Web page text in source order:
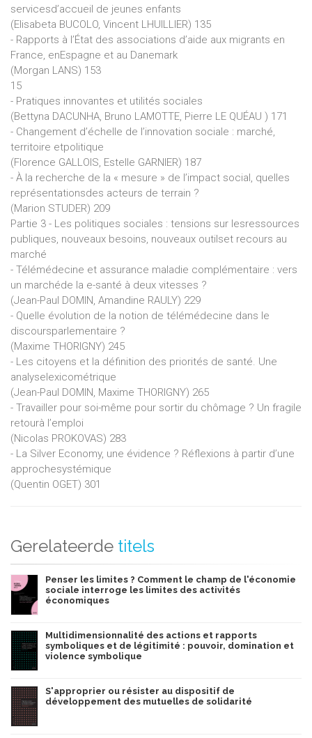
servicesd’accueil de jeunes enfants
(Elisabeta BUCOLO, Vincent LHUILLIER) 135
- Rapports à l’État des associations d’aide aux migrants en
France, enEspagne et au Danemark
(Morgan LANS) 153
15
- Pratiques innovantes et utilités sociales
(Bettyna DACUNHA, Bruno LAMOTTE, Pierre LE QUÉAU ) 171
- Changement d’échelle de l’innovation sociale : marché,
territoire etpolitique
(Florence GALLOIS, Estelle GARNIER) 187
- À la recherche de la « mesure » de l’impact social, quelles
représentationsdes acteurs de terrain ?
(Marion STUDER) 209
Partie 3 - Les politiques sociales : tensions sur lesressources
publiques, nouveaux besoins, nouveaux outilset recours au
marché
- Télémédecine et assurance maladie complémentaire : vers
un marchéde la e-santé à deux vitesses ?
(Jean-Paul DOMIN, Amandine RAULY) 229
- Quelle évolution de la notion de télémédecine dans le
discoursparlementaire ?
(Maxime THORIGNY) 245
- Les citoyens et la définition des priorités de santé. Une
analyselexicométrique
(Jean-Paul DOMIN, Maxime THORIGNY) 265
- Travailler pour soi-même pour sortir du chômage ? Un fragile
retourà l’emploi
(Nicolas PROKOVAS) 283
- La Silver Economy, une évidence ? Réflexions à partir d’une
approchesystémique
(Quentin OGET) 301
Gerelateerde titels
Penser les limites ? Comment le champ de l'économie
sociale interroge les limites des activités
économiques
Multidimensionnalité des actions et rapports
symboliques et de légitimité : pouvoir, domination et
violence symbolique
S'approprier ou résister au dispositif de
développement des mutuelles de solidarité